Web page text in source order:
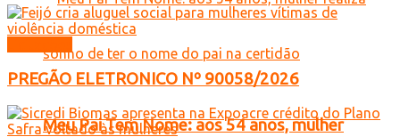
Meu Pai Tem Nome: aos 54 anos, mulher
PREGÃO ELETRONICO Nº 90058/2026